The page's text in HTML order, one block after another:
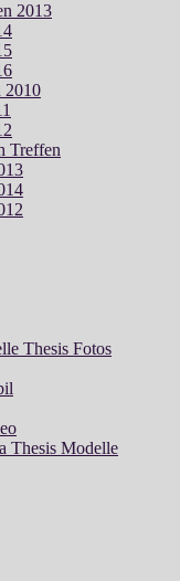
2013
2010
Treffen
Thesis Fotos
Thesis Modelle